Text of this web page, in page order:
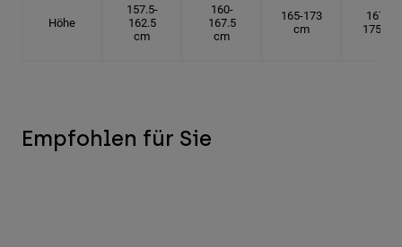
Höhe
157.5-
162.5
cm
160-
167.5
cm
165-173
cm
167.5-
175 cm
Empfohlen für Sie